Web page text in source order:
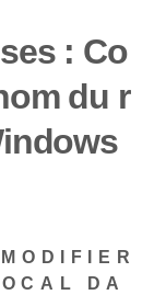
: Co
du r
DA